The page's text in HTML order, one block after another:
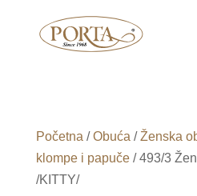
Početna /Obuća /Ženska
klompe i papuče/ 493/3
/KITTY/